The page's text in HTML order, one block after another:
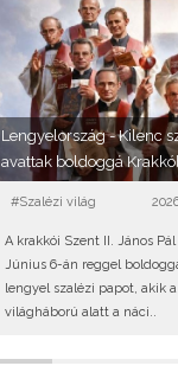
Lengyelország - Kilenc
avattak boldoggá
#Szalézi világ
A krakkói Szent II. János
Június 6-án reggel
lengyel szalézi papot, akik
világháború alatt a náci..